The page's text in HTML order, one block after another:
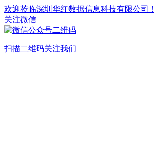
欢迎莅临深圳华红数据信息科技有限公司！
关注微信
扫描二维码关注我们